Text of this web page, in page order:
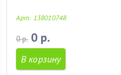
Арт. 138010748
0 р. 0 р.
В корзину